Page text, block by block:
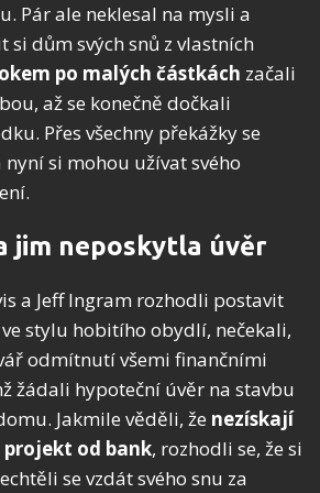
Pár ale neklesal na mysli a
si dům svých snů z vlastních
po malých částkách začali
až se konečně dočkali
Přes všechny překážky se
si mohou užívat svého
jim neposkytla úvěr
a Jeff Ingram rozhodli postavit
stylu hobitího obydlí, nečekali,
odmítnutí všemi finančními
žádali hypoteční úvěr na stavbu
Jakmile věděli, že nezískají
projekt od bank, rozhodli se, že si
se vzdát svého snu za